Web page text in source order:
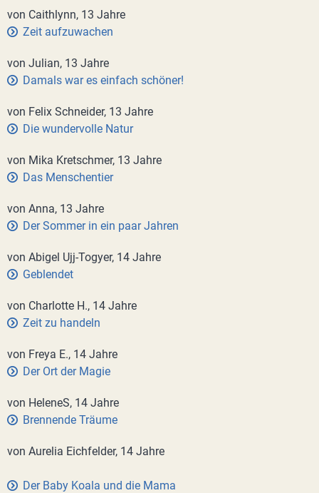
von Caithlynn, 13 Jahre
Zeit aufzuwachen
von Julian, 13 Jahre
Damals war es einfach schöner!
von Felix Schneider, 13 Jahre
Die wundervolle Natur
von Mika Kretschmer, 13 Jahre
Das Menschentier
von Anna, 13 Jahre
Der Sommer in ein paar Jahren
von Abigel Ujj-Togyer, 14 Jahre
Geblendet
von Charlotte H., 14 Jahre
Zeit zu handeln
von Freya E., 14 Jahre
Der Ort der Magie
von HeleneS, 14 Jahre
Brennende Träume
von Aurelia Eichfelder, 14 Jahre
Der Baby Koala und die Mama